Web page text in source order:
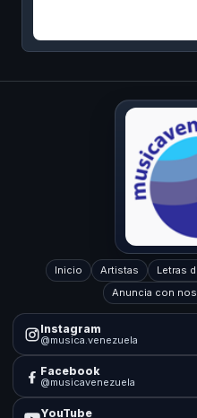
Inicio Artistas Letras
Anuncia con
Instagram
@musica.venezuela
Facebook
@musicavenezuela
YouTube